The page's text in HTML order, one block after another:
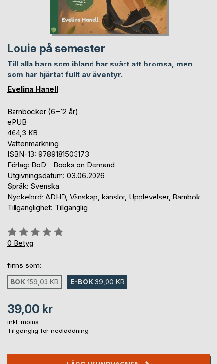
Louie på semester
Till alla barn som ibland har svårt att bromsa, men
som har hjärtat fullt av äventyr.
Evelina Hanell
Barnböcker (6−12 år)
ePUB
464,3 KB
Vattenmärkning
ISBN-13: 9789181503173
Förlag: BoD - Books on Demand
Utgivningsdatum: 03.06.2026
Språk: Svenska
Nyckelord: ADHD, Vänskap, känslor, Upplevelser, Barnbok
Tillgänglighet: Tillgänglig
Betyg::
0%
0 Betyg
finns som:
BOK 159,03 KR E-BOK 39,00 KR
39,00 kr
inkl. moms
Tillgänglig för nedladdning